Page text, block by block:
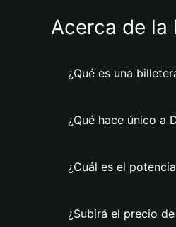
Acerca de la
¿Qué es una
¿Qué hace único a
¿Cuál es el
¿Subirá el precio de